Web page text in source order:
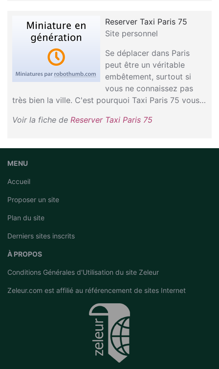
Reserver Taxi Paris 75
Site personnel
Se déplacer dans Paris
peut être un véritable
embêtement, surtout si
vous ne connaissez pas
très bien la ville. C'est pourquoi Taxi Paris 75 vous…
Voir la fiche de Reserver Taxi Paris 75
MENU
Accueil
Proposer un site
Plan du site
Derniers sites inscrits
À PROPOS
Conditions Générales d'Utilisation du site Zeleur
Zeleur.com est affilié au référencement de sites Internet